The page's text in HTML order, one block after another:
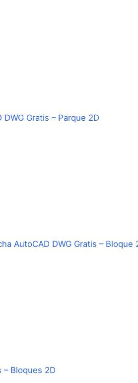
Gratis – Parque 2D
AutoCAD DWG Gratis – Bloque
– Bloques 2D